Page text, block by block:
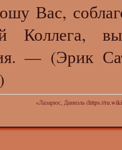
Вас,
Коллега,
— (Эрик
«Лазарюс, Даниэль